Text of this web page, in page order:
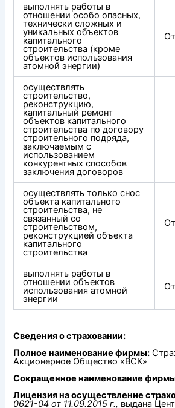
выполнять работы в
отношении особо опасных,
технически сложных и
уникальных объектов
капитального
строительства (кроме
объектов использования
атомной энергии)
осуществлять
строительство,
реконструкцию,
капитальный ремонт
объектов капитального
строительства по договору
строительного подряда,
заключаемым с
использованием
конкурентных способов
заключения договоров
осуществлять только снос
объекта капитального
строительства, не
связанный со
строительством,
реконструкцией объекта
капитального
строительства
выполнять работы в
отношении объектов
использования атомной
энергии
Сведения о страховании:
Полное наименование фирмы:
Акционерное Общество «ВСК»
Сокращенное наименование
Лицензия на осуществление
0621-04 от 11.09.2015 г., выдана